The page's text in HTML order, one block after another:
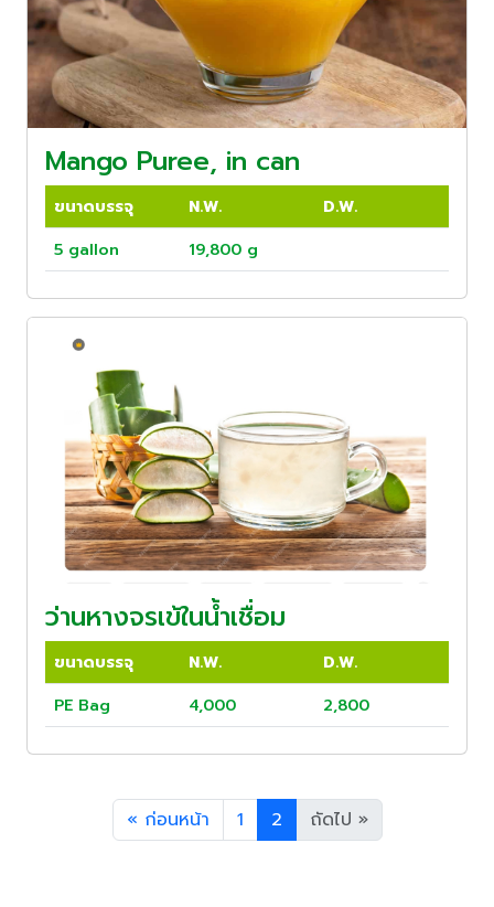
Mango Puree, in can
ขนาดบรรจุ N.W.
D.W.
5 gallon
19,800 g
ว่านหางจรเข้ในน้ำเชื่อม
ขนาดบรรจุ N.W.
D.W.
PE Bag
4,000 2,800
« ก่อนหน้า 1 2 ถัดไป »